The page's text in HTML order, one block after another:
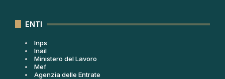
ENTI
Inps
Inail
Ministero del Lavoro
Mef
Agenzia delle Entrate